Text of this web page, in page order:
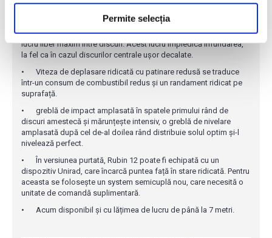
Permite selecția
de direcția de deplasare, pentru intrarea optimă la lucrări pe toată
suprafață, începând cu o adâncime de lucru de 7 cm.
•
Lamele speciale curbate și spiralate asigură un spațiu de
lucru liber maxim între discuri. Acest lucru împiedică înfundarea,
la fel ca în cazul discurilor centrale ușor decalate.
•
Viteza de deplasare ridicată cu patinare redusă se traduce
într-un consum de combustibil redus și un randament ridicat pe
suprafață.
•
greblă de impact amplasată în spatele primului rând de
discuri amestecă și mărunțește intensiv, o greblă de nivelare
amplasată după cel de-al doilea rând distribuie solul optim și-l
nivelează perfect.
•
În versiunea purtată, Rubin 12 poate fi echipată cu un
dispozitiv Unirad, care încarcă puntea față în stare ridicată. Pentru
aceasta se folosește un system semicuplă nou, care necesită o
unitate de comandă suplimentară.
•
Acum disponibil și cu lățimea de lucru de până la 7 metri.